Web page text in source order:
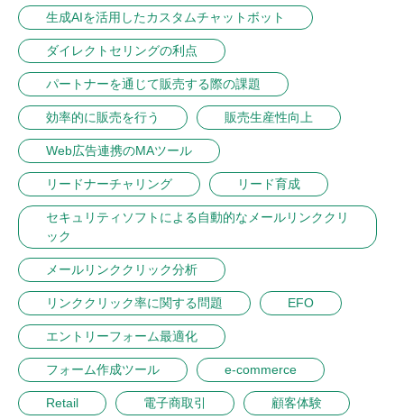
生成AIを活用したカスタムチャットボット
ダイレクトセリングの利点
パートナーを通じて販売する際の課題
効率的に販売を行う 販売生産性向上
Web広告連携のMAツール
リードナーチャリング リード育成
セキュリティソフトによる自動的なメールリンククリ
ック
メールリンククリック分析
リンククリック率に関する問題 EFO
エントリーフォーム最適化
フォーム作成ツール e-commerce
Retail 電子商取引 顧客体験